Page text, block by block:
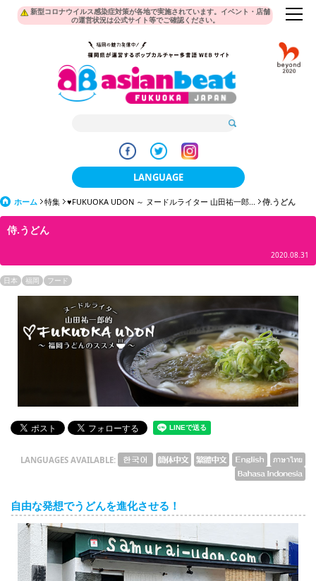
新型コロナウイルス感染症対策が各地で実施されています。イベント・店舗
の運営状況は公式サイト等でご確認ください。
LANGUAGE
日本語
English
ภาษาไทย
tiéng Viêt
Bahasa Indonesia
ホーム 特集 ♥FUKUOKA UDON ～ ヌードルライター 山田祐一郎... 侍.うどん
侍.うどん
2020.08.31
日本 福岡 フード
LANGUAGES AVAILABLE:
自由な発想でうどんを進化させる！